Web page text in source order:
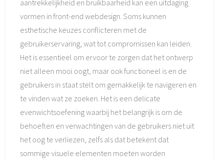
aantrekkelijkheid en bruikbaarheid kan een uitdaging
vormen in front-end webdesign. Soms kunnen
esthetische keuzes conflicteren met de
gebruikerservaring, wat tot compromissen kan leiden.
Het is essentieel om ervoor te zorgen dat het ontwerp
niet alleen mooi oogt, maar ook functioneel is en de
gebruikers in staat stelt om gemakkelijk te navigeren en
te vinden wat ze zoeken. Het is een delicate
evenwichtsoefening waarbij het belangrijk is om de
behoeften en verwachtingen van de gebruikers niet uit
het oog te verliezen, zelfs als dat betekent dat
sommige visuele elementen moeten worden